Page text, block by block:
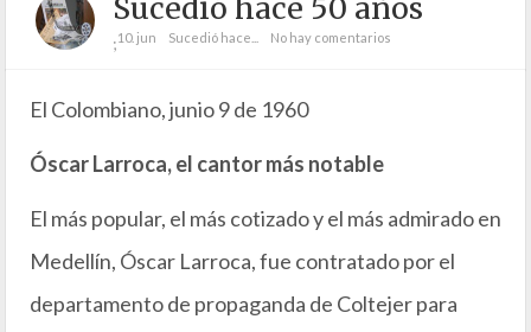
Sucedió hace 50 años
;10. jun Sucedió hace... No hay comentarios
El Colombiano, junio 9 de 1960
Óscar Larroca, el cantor más notable
El más popular, el más cotizado y el más admirado en
Medellín, Óscar Larroca, fue contratado por el
departamento de propaganda de Coltejer para